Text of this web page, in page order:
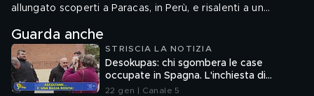
allungato scoperti a Paracas, in Perù, e risalenti a un
umani che in rete danno adito a diverse speculazioni anti-
scientifiche. Ma lo studioso Michelangelo Coltelli spazza via
certe credenze dimostrando che la verità è molto
diversa...
Guarda anche
STRISCIA LA NOTIZIA
Desokupas: chi sgombera le case
occupate in Spagna. L'inchiesta di
Francesco Mazza
22 gen | Canale 5